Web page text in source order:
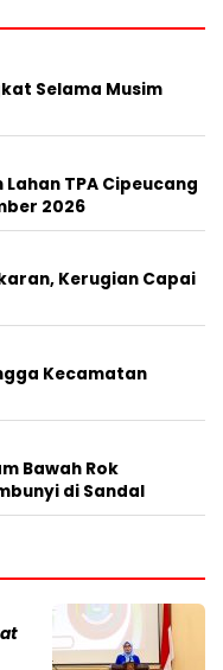
Selama Musim
TPA Cipeucang
2026
Kerugian Capai
Kecamatan
Bawah Rok
di Sandal